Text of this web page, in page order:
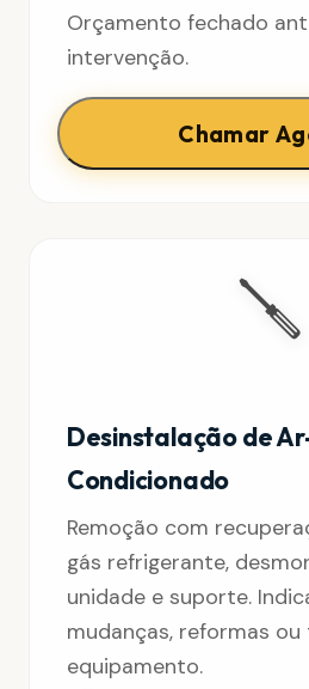
Orçamento fechado
intervenção.
Chamar
🪛
Desinstalação de
Condicionado
Remoção com
gás refrigerante,
unidade e suporte.
mudanças, reformas
equipamento.